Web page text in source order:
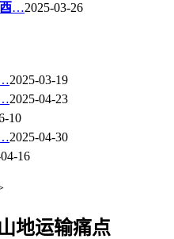
…2025-03-26
2025-03-19
2025-04-23
10
2025-04-30
16
地运输痛点